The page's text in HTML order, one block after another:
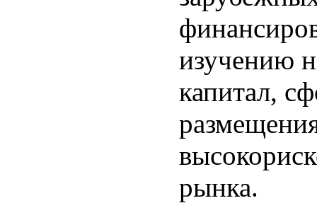
изучению
капитал,
рынка.